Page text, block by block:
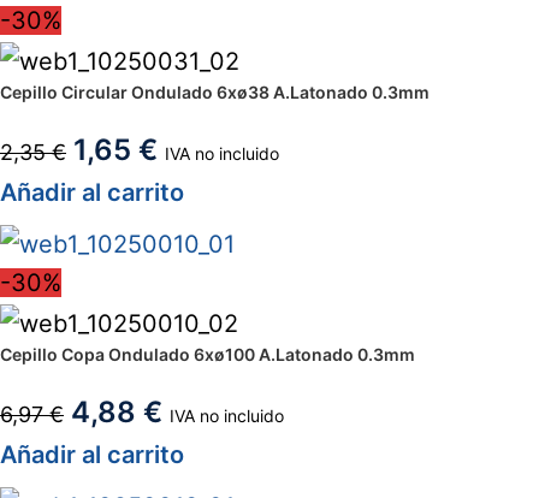
-30%
Cepillo Circular Ondulado 6xø38 A.Latonado 0.3mm
2,35€ 1,65 € IVA no incluido
Añadir al carrito
-30%
Cepillo Copa Ondulado 6xø100 A.Latonado 0.3mm
6,97€ 4,88 € IVA no incluido
Añadir al carrito